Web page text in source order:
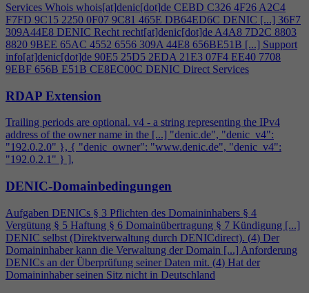
Services Whois whois[at]denic[dot]de CEBD C326 4F26 A2C4
F7FD 9C15 2250 0F07 9C81 465E DB64ED6C DENIC [...] 36F7
309A44E8 DENIC Recht recht[at]denic[dot]de A4A8 7D2C 8803
8820 9BEE 65AC 4552 6556 309A 44E8 656BE51B [...] Support
info[at]denic[dot]de 90E5 25D5 2EDA 21E3 07F4 EE40 7708
9EBF 656B E51B CE8EC00C DENIC Direct Services
RDAP Extension
Trailing periods are optional. v4 - a string representing the IPv4
address of the owner name in the [...] "denic.de", "denic_v4":
"192.0.2.0" }, { "denic_owner": "www.denic.de", "denic_v4":
"192.0.2.1" } ],
DENIC-Domainbedingungen
Aufgaben DENICs § 3 Pflichten des Domaininhabers § 4
Vergütung § 5 Haftung § 6 Domainübertragung § 7 Kündigung [...]
DENIC selbst (Direktverwaltung durch DENICdirect). (4) Der
Domaininhaber kann die Verwaltung der Domain [...] Anforderung
DENICs an der Überprüfung seiner Daten mit. (4) Hat der
Domaininhaber seinen Sitz nicht in Deutschland